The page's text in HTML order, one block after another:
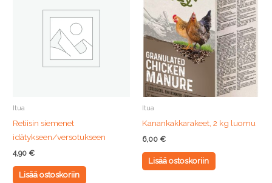
Itua
Retiisin siemenet
idätykseen/versotukseen
4,90 €
Lisää ostoskoriin
Itua
Kanankakkarakeet, 2 kg luomu
6,00 €
Lisää ostoskoriin